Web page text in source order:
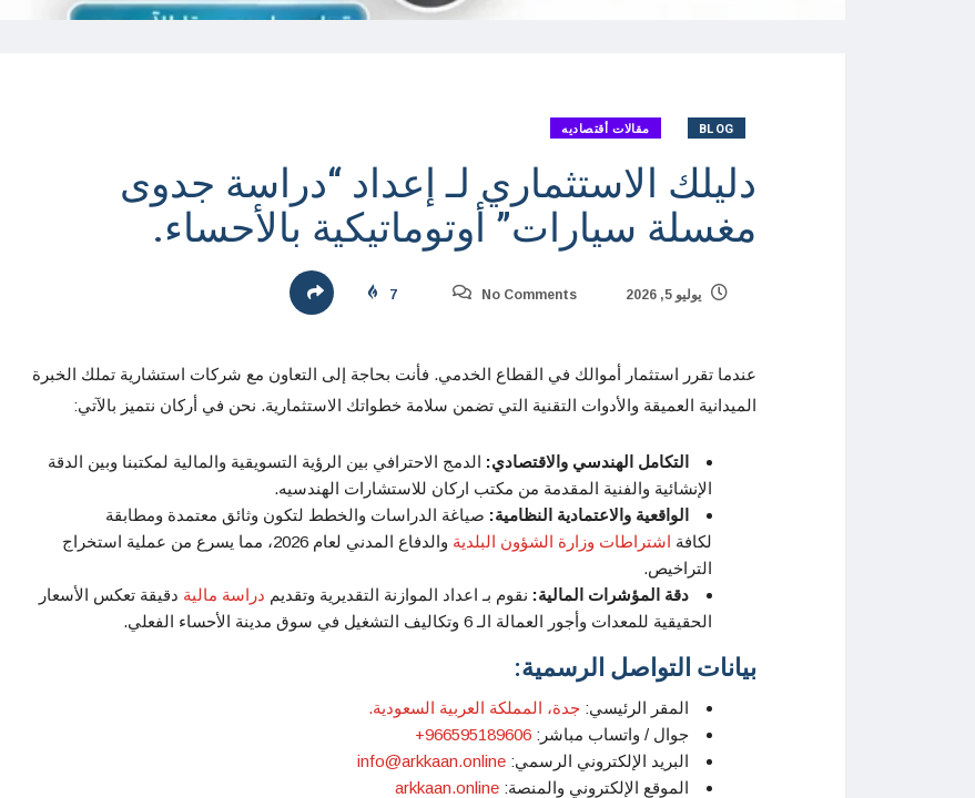
BLOG مقالات أقتصاديه
دليلك الاستثماري لـ إعداد “دراسة جدوى
مغسلة سيارات” أوتوماتيكية بالأحساء.
يوليو 5, 2026 No Comments
7
عندما تقرر استثمار أموالك في القطاع الخدمي. فأنت بحاجة إلى التعاون مع شركات استشارية تملك الخبرة
الميدانية العميقة والأدوات التقنية التي تضمن سلامة خطواتك الاستثمارية. نحن في أركان نتميز بالآتي:
التكامل الهندسي والاقتصادي: الدمج الاحترافي بين الرؤية التسويقية والمالية لمكتبنا وبين الدقة
الإنشائية والفنية المقدمة من مكتب اركان للاستشارات الهندسيه.
الواقعية والاعتمادية النظامية: صياغة الدراسات والخطط لتكون وثائق معتمدة ومطابقة
لكافة اشتراطات وزارة الشؤون البلدية
والدفاع المدني لعام 2026، مما يسرع من عملية استخراج
التراخيص.
دقة المؤشرات المالية: نقوم بـ اعداد الموازنة التقديرية وتقديم دراسة مالية دقيقة تعكس الأسعار
الحقيقية للمعدات وأجور العمالة الـ 6 وتكاليف التشغيل في سوق مدينة الأحساء الفعلي.
بيانات التواصل الرسمية:
المقر الرئيسي: جدة، المملكة العربية السعودية.
جوال / واتساب مباشر:
البريد الإلكتروني الرسمي: info@arkkaan.online
الموقع الإلكتروني والمنصة: arkkaan.online